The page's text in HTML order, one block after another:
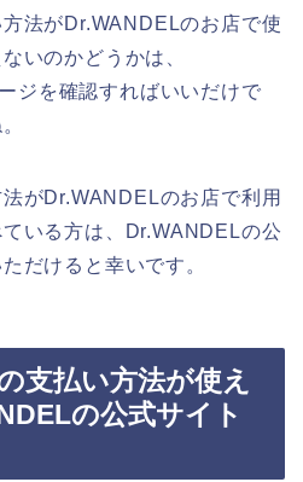
法がDr.WANDELのお店で使
いのかどうかは、
ジを確認すればいいだけで
がDr.WANDELのお店で利用
いる方は、Dr.WANDELの公
だけると幸いです。
支払い方法が使え
の公式サイト